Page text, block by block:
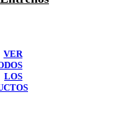
VER
LOS